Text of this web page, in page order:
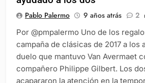
Pablo Palermo 9 años atrás 2
Por @pmpalermo Uno de los
campaña de clásicas de 2017 a los
duelo que mantuvo Van Avermaet
compañero Philippe Gilbert. Los
acapararon la atención en la